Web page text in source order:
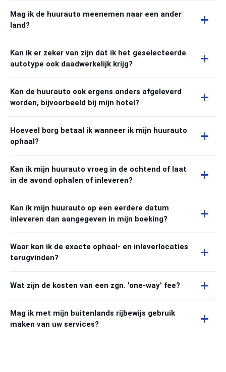
Mag ik de huurauto meenemen naar een ander
land?
Kan ik er zeker van zijn dat ik het geselecteerde
autotype ook daadwerkelijk krijg?
Kan de huurauto ook ergens anders afgeleverd
worden, bijvoorbeeld bij mijn hotel?
Hoeveel borg betaal ik wanneer ik mijn huurauto
ophaal?
Kan ik mijn huurauto vroeg in de ochtend of laat
in de avond ophalen of inleveren?
Kan ik mijn huurauto op een eerdere datum
inleveren dan aangegeven in mijn boeking?
Waar kan ik de exacte ophaal- en inleverlocaties
terugvinden?
Wat zijn de kosten van een zgn. 'one-way' fee?
Mag ik met mijn buitenlands rijbewijs gebruik
maken van uw services?